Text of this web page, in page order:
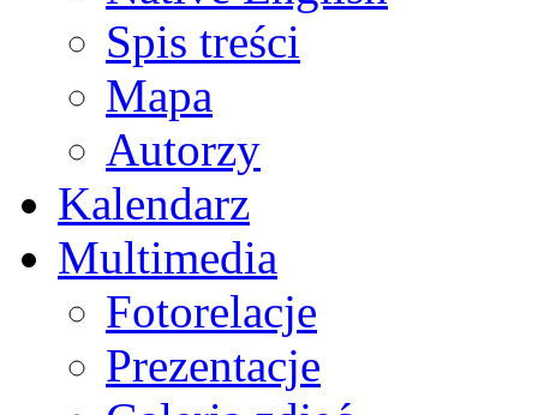
Spis treści
Mapa
Autorzy
Kalendarz
Multimedia
Fotorelacje
Prezentacje